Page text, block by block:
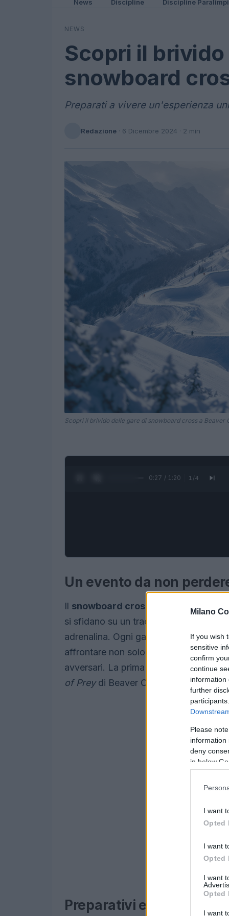
Milano
If you wish
sensitive
confirm
continue
information
further
Please
information
deny
in below
I want
Opted
I want
Opted
I want
Opted
I want
News Discipline Discipline
NEWS
Scopri il
snowboard
Preparati a vivere un'esperienza
Redazione · 6 Dicembre 2024 · 2 min
Scopri il brivido delle gare di snowboard cross a
0:28 / 1:20 1 /4
Un evento da non
Il snowboard cross
è una disciplina
si sfidano su un tracciato ricco di
adrenalina. Ogni gara è un
affrontare non solo la difficoltà del
avversari. La prima discesa
of Preydi Beaver Creek, promette di
Preparativi e aspettative